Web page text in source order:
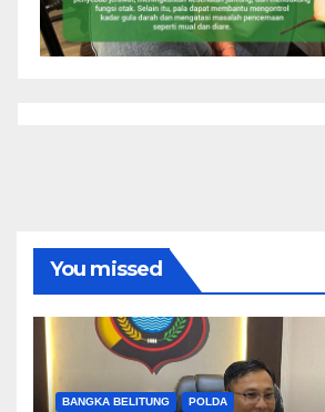
You missed
BANGKA BELITUNG POLDA